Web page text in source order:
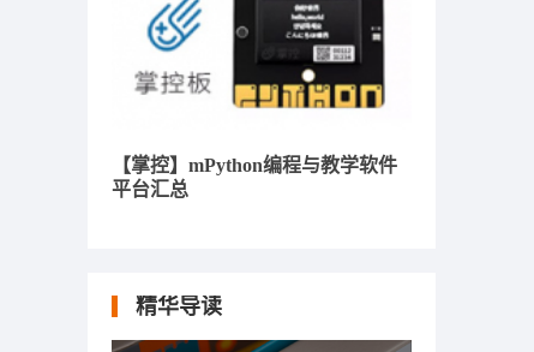
【掌控】mPython编程与教学软件
平台汇总
精华导读